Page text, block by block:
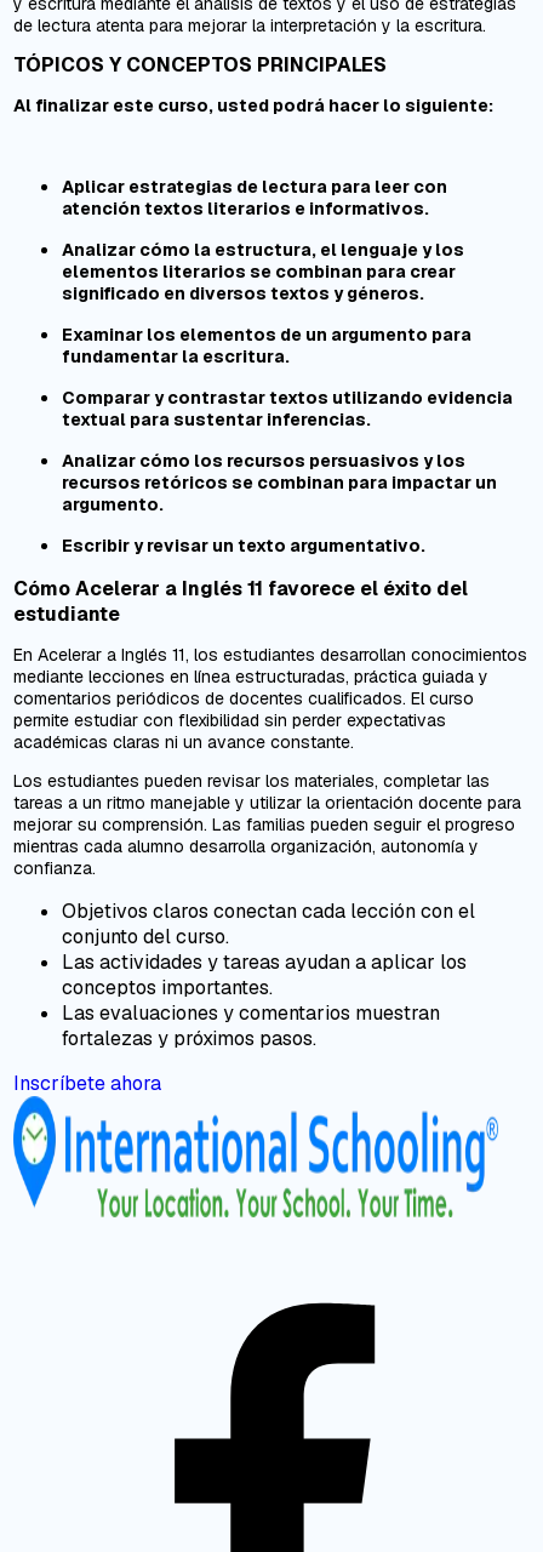
de lectura atenta para mejorar la interpretación y la escritura.
TÓPICOS Y CONCEPTOS PRINCIPALES
Al finalizar este curso, usted podrá hacer lo siguiente:
Aplicar estrategias de lectura para leer con
atención textos literarios e informativos.
Analizar cómo la estructura, el lenguaje y los
elementos literarios se combinan para crear
significado en diversos textos y géneros.
Examinar los elementos de un argumento para
fundamentar la escritura.
Comparar y contrastar textos utilizando evidencia
textual para sustentar inferencias.
Analizar cómo los recursos persuasivos y los
recursos retóricos se combinan para impactar un
argumento.
Escribir y revisar un texto argumentativo.
Cómo Acelerar a Inglés 11 favorece el éxito del
estudiante
En Acelerar a Inglés 11, los estudiantes desarrollan conocimientos
mediante lecciones en línea estructuradas, práctica guiada y
comentarios periódicos de docentes cualificados. El curso
permite estudiar con flexibilidad sin perder expectativas
académicas claras ni un avance constante.
Los estudiantes pueden revisar los materiales, completar las
tareas a un ritmo manejable y utilizar la orientación docente para
mejorar su comprensión. Las familias pueden seguir el progreso
mientras cada alumno desarrolla organización, autonomía y
confianza.
Objetivos claros conectan cada lección con el
conjunto del curso.
Las actividades y tareas ayudan a aplicar los
conceptos importantes.
Las evaluaciones y comentarios muestran
fortalezas y próximos pasos.
Inscríbete ahora